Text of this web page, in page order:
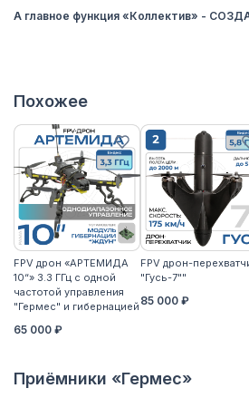
А главное функция «Коллектив» -
Похожее
FPV дрон «АРТЕМИДА
10“» 3.3 ГГц с одной
частотой управления
"Гермес" и гибернацией
65 000 ₽
FPV дрон-
"Гусь-7""
85 000 ₽
Приёмники «Гермес»